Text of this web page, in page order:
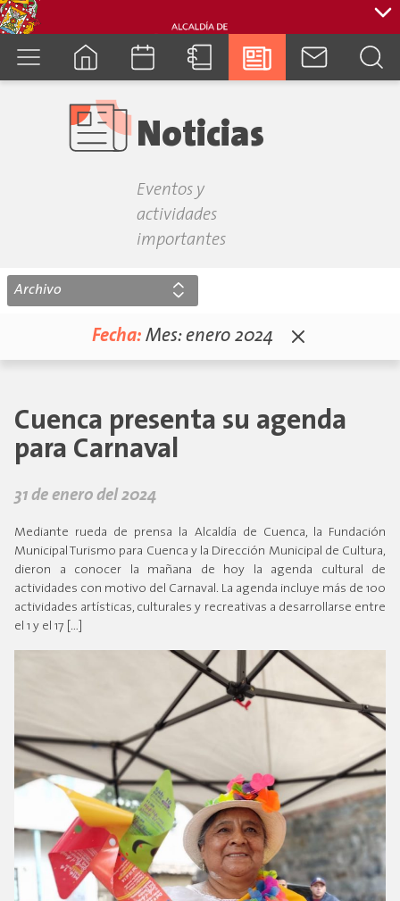
Noticias
Eventos y
actividades
importantes
Fecha: Mes:enero 2024
Cuenca presenta su agenda
para Carnaval
31 de enero del 2024
Mediante rueda de prensa la Alcaldía de Cuenca, la Fundación
Municipal Turismo para Cuenca y la Dirección Municipal de Cultura,
dieron a conocer la mañana de hoy la agenda cultural de
actividades con motivo del Carnaval. La agenda incluye más de 100
actividades artísticas, culturales y recreativas a desarrollarse entre
el 1 y el 17 […]
Archivo